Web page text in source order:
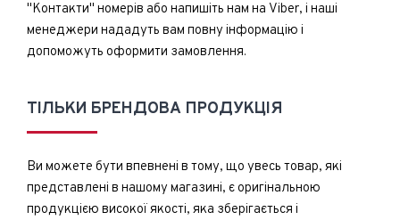
"Контакти" номерів або напишіть нам на Viber, і наші
менеджери нададуть вам повну інформацію і
допоможуть оформити замовлення.
ТІЛЬКИ БРЕНДОВА ПРОДУКЦІЯ
Ви можете бути впевнені в тому, що увесь товар, які
представлені в нашому магазині, є оригінальною
продукцією високої якості, яка зберігається і